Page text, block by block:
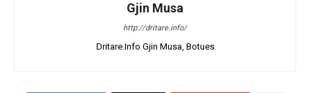
Gjin Musa
http://dritare.info/
Dritare.Info Gjin Musa, Botues